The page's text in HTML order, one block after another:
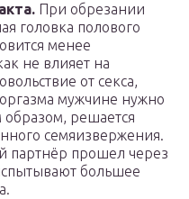
При обрезании
головка полового
менее
не влияет на
от секса,
мужчине нужно
решается
семяизвержения.
партнёр прошел через
большее